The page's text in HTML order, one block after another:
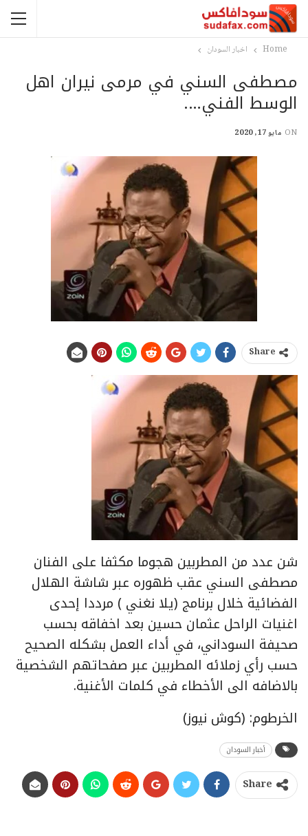
Home اخبار السودان
مصطفى السني في مرمى نيران اهل
الوسط الفني….
ON مايو 17, 2020
Share
شن عدد من المطربين هجوما مكثفا على الفنان
مصطفى السني عقب ظهوره عبر شاشة الهلال
الفضائية خلال برنامج (يلا نغني ) مرددا إحدى
اغنيات الراحل عثمان حسين بعد اخفاقه بحسب
صحيفة السوداني، في أداء العمل بشكله الصحيح
حسب رأي زملائه المطربين عبر صفحاتهم الشخصية
بالاضافه الى الأخطاء في كلمات الأغنية.
الخرطوم: (كوش نيوز)
أخبار السودان
Share